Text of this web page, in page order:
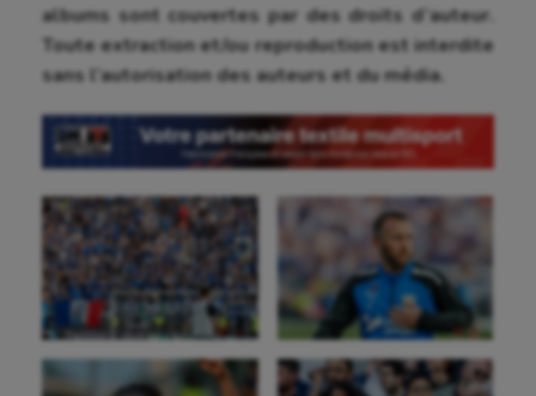
albums sont couvertes par des droits d’auteur.
Toute extraction et/ou reproduction est interdite
sans l’autorisation des auteurs et du média.